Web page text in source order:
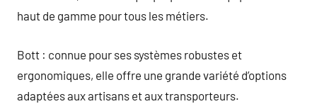
haut de gamme pour tous les métiers.
Bott : connue pour ses systèmes robustes et
ergonomiques, elle offre une grande variété d’options
adaptées aux artisans et aux transporteurs.